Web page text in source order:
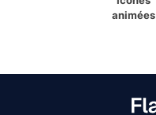
animées